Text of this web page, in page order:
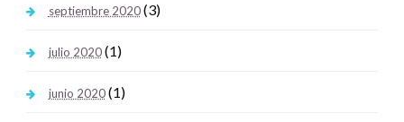
septiembre 2020(3)
julio 2020(1)
junio 2020(1)